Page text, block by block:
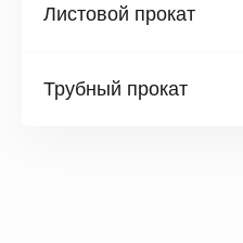
Листовой прокат
Трубный прокат